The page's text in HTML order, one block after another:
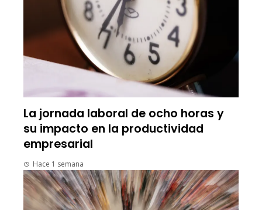
La jornada laboral de ocho horas y
su impacto en la productividad
empresarial
Hace 1 semana